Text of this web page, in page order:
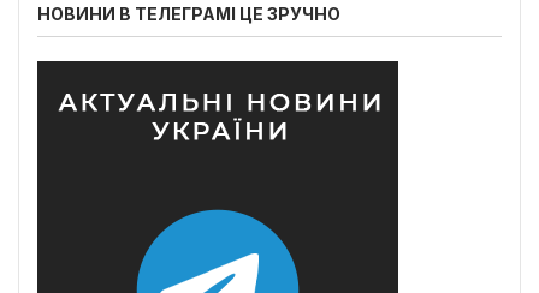
НОВИНИ В ТЕЛЕГРАМІ ЦЕ ЗРУЧНО